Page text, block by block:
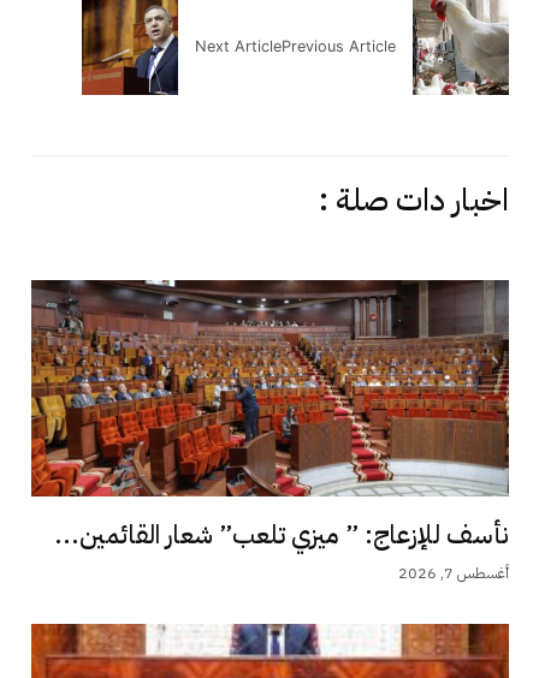
Previous Article
Next Article
اخبار دات صلة :
نأسف للإزعاج: ” ميزي تلعب” شعار القائمين...
أغسطس 7, 2026